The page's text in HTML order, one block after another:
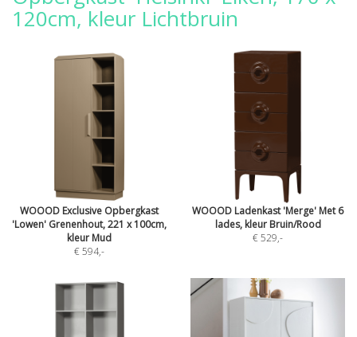
120cm, kleur Lichtbruin
WOOOD Exclusive Opbergkast
'Lowen' Grenenhout, 221 x 100cm,
kleur Mud
€ 594,-
WOOOD Ladenkast 'Merge' Met 6
lades, kleur Bruin/Rood
€ 529,-